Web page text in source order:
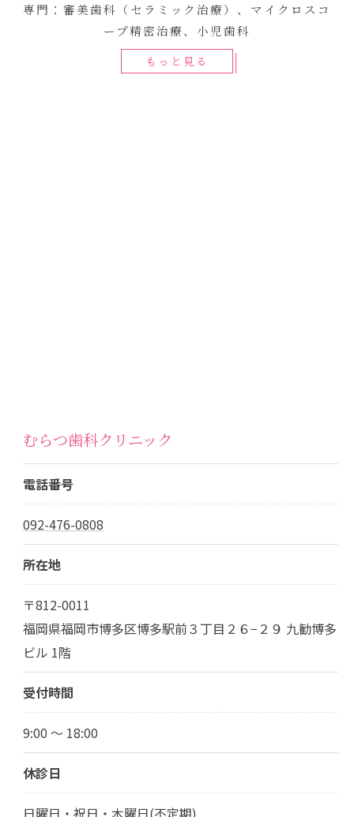
専門：審美歯科（セラミック治療）、マイクロスコ
ープ精密治療、小児歯科
もっと見る
むらつ歯科クリニック
電話番号
092-476-0808
所在地
〒812-0011
福岡県福岡市博多区博多駅前３丁目２６−２９ 九勧博多
ビル 1階
受付時間
9:00 ～ 18:00
休診日